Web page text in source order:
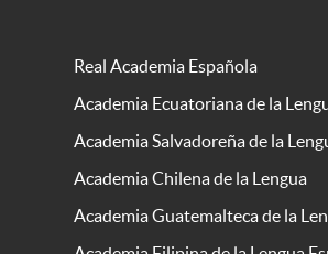
Real Academia Española
Academia Ecuatoriana de la
Academia Salvadoreña de la
Academia Chilena de la Lengua
Academia Guatemalteca de la